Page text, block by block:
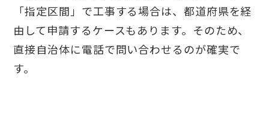
「指定区間」で工事する場合は、都道府県を経
由して申請するケースもあります。そのため、
直接自治体に電話で問い合わせるのが確実で
す。